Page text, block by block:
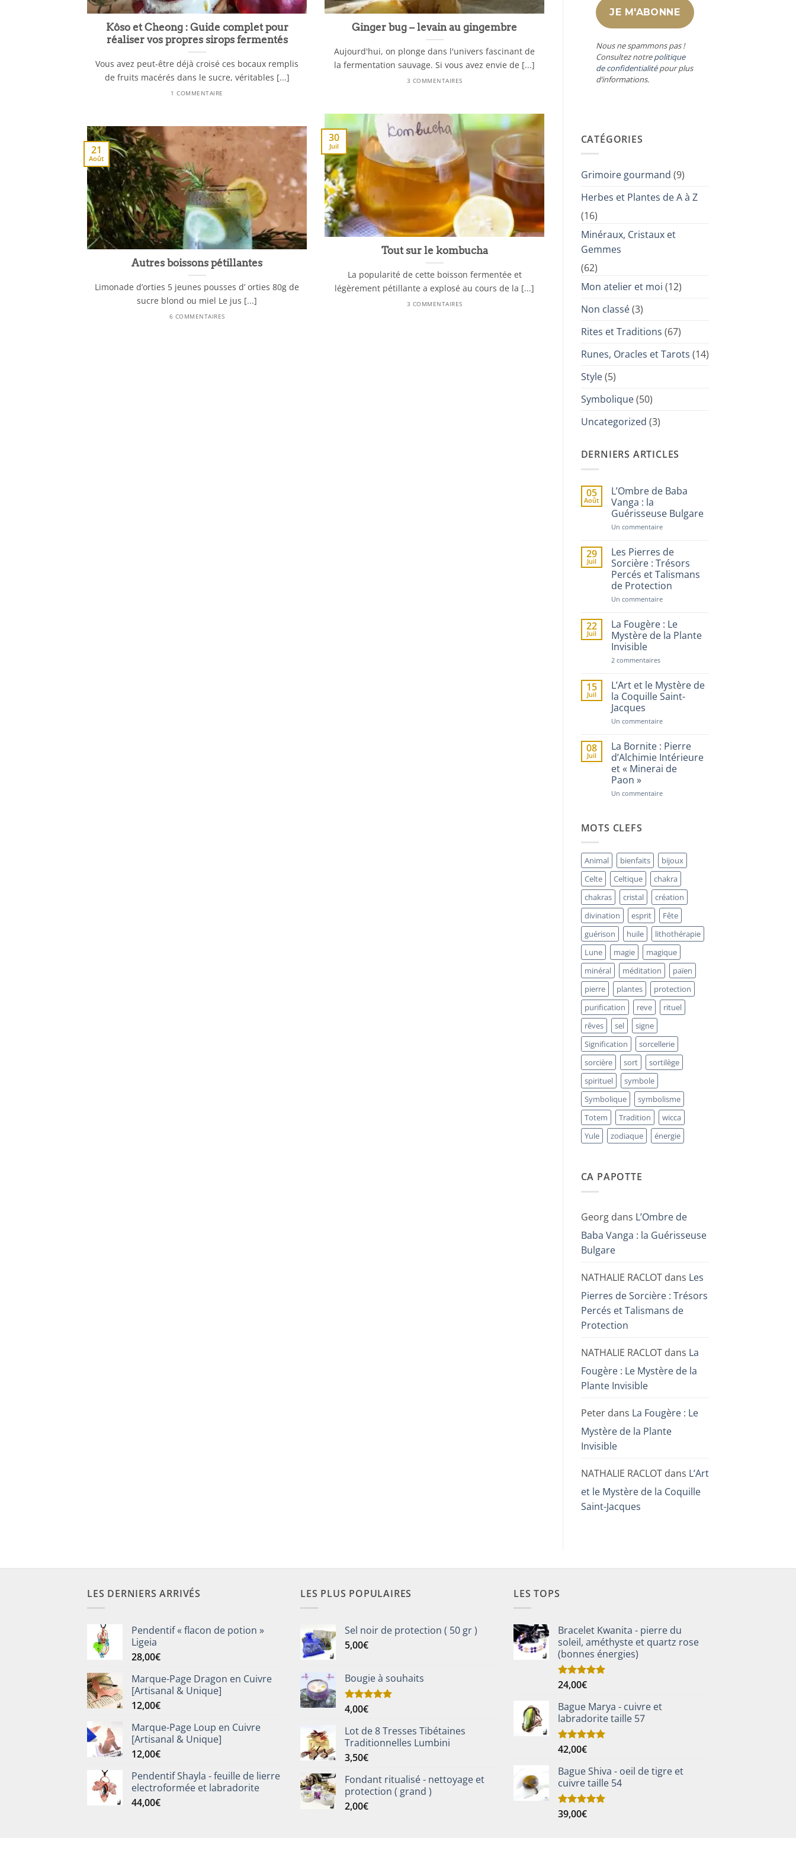
Kôso et Cheong : Guide complet pour
réaliser vos propres sirops fermentés
Vous avez peut-être déjà croisé ces bocaux remplis
de fruits macérés dans le sucre, véritables [...]
1 COMMENTAIRE
Ginger bug – levain au gingembre
Aujourd'hui, on plonge dans l'univers fascinant de
la fermentation sauvage. Si vous avez envie de [...]
3 COMMENTAIRES
Tout sur le kombucha
La popularité de cette boisson fermentée et
légèrement pétillante a explosé au cours de la [...]
3 COMMENTAIRES
30
Juil
Autres boissons pétillantes
Limonade d’orties 5 jeunes pousses d’ orties 80g de
sucre blond ou miel Le jus [...]
6 COMMENTAIRES
21
Août
Nous ne spammons pas !
Consultez notrepolitique
de confidentialitépour plus
d’informations.
CATÉGORIES
Grimoire gourmand (9)
Herbes et Plantes de A à Z
(16)
Minéraux, Cristaux et
Gemmes
(62)
Mon atelier et moi (12)
Non classé(3)
Rites et Traditions (67)
Runes, Oracles et Tarots (14)
Style(5)
Symbolique(50)
Uncategorized (3)
DERNIERS ARTICLES
05
Août
L’Ombre de Baba
Vanga : la
Guérisseuse Bulgare
Un commentairesur
Baba
Vanga
:
la
Guérisseuse
Bulgare
29
Juil
Les Pierres de
Sorcière : Trésors
Percés et Talismans
de Protection
Un commentairesur
de
Sorcière
Protection
22
Juil
La Fougère : Le
Mystère de la Plante
Invisible
2 commentairessur
:
Le
Mystère
Plante
15
Juil
L’Art et le Mystère de
la Coquille Saint-
Jacques
Un commentairesur
le
Mystère
de
la
Coquille
08
Juil
La Bornite : Pierre
d’Alchimie Intérieure
et « Minerai de
Paon »
Un commentairesur
« Minerai
de
Paon »
MOTS CLEFS
Animal bienfaits
bijoux
Celte
Celtique
chakra
chakras
cristal
création
divination
esprit
Fête
guérison
huile
lithothérapie
Lune
magie
magique
minéral
méditation
païen
pierre
plantes
protection
purification
reve
rituel
rêves
sel
signe
Signification
sorcellerie
sorcière
sort
sortilège
spirituel
symbole
Symbolique
symbolisme
Totem
Tradition
wicca
Yule
zodiaque énergie
CA PAPOTTE
Georgdans L’Ombre de
Baba Vanga : la Guérisseuse
Bulgare
NATHALIE RACLOTdans Les
Pierres de Sorcière : Trésors
Percés et Talismans de
Protection
NATHALIE RACLOTdans La
Fougère : Le Mystère de la
Plante Invisible
Peterdans La Fougère : Le
Mystère de la Plante
Invisible
NATHALIE RACLOTdans L’Art
et le Mystère de la Coquille
Saint-Jacques
LES DERNIERS ARRIVÉS
Pendentif « flacon de potion »
Ligeia
28,00€
Marque-Page Dragon en Cuivre
[Artisanal & Unique]
12,00€
Marque-Page Loup en Cuivre
[Artisanal & Unique]
12,00€
Pendentif Shayla - feuille de lierre
electroformée et labradorite
44,00€
LES PLUS POPULAIRES
Sel noir de protection ( 50 gr )
5,00€
Bougie à souhaits
Note5.00
4,00€
Lot de 8 Tresses Tibétaines
Traditionnelles Lumbini
3,50€
Fondant ritualisé - nettoyage et
protection ( grand )
2,00€
LES TOPS
Bracelet Kwanita - pierre du
soleil, améthyste et quartz rose
(bonnes énergies)
Note5.00
24,00€
Bague Marya - cuivre et
labradorite taille 57
Note5.00
42,00€
Bague Shiva - oeil de tigre et
cuivre taille 54
Note5.00
39,00€